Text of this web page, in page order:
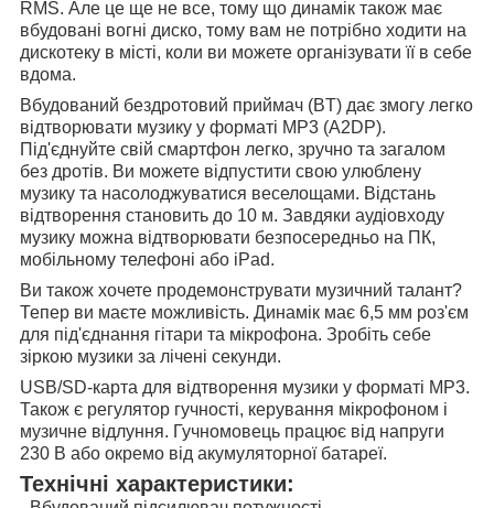
RMS. Але це ще не все, тому що динамік також має
вбудовані вогні диско, тому вам не потрібно ходити на
дискотеку в місті, коли ви можете організувати її в себе
вдома.
Вбудований бездротовий приймач (BT) дає змогу легко
відтворювати музику у форматі MP3 (A2DP).
Під'єднуйте свій смартфон легко, зручно та загалом
без дротів. Ви можете відпустити свою улюблену
музику та насолоджуватися веселощами. Відстань
відтворення становить до 10 м. Завдяки аудіовходу
музику можна відтворювати безпосередньо на ПК,
мобільному телефоні або iPad.
Ви також хочете продемонструвати музичний талант?
Тепер ви маєте можливість. Динамік має 6,5 мм роз'єм
для під'єднання гітари та мікрофона. Зробіть себе
зіркою музики за лічені секунди.
USB/SD-карта для відтворення музики у форматі MP3.
Також є регулятор гучності, керування мікрофоном і
музичне відлуння. Гучномовець працює від напруги
230 В або окремо від акумуляторної батареї.
Технічні характеристики: